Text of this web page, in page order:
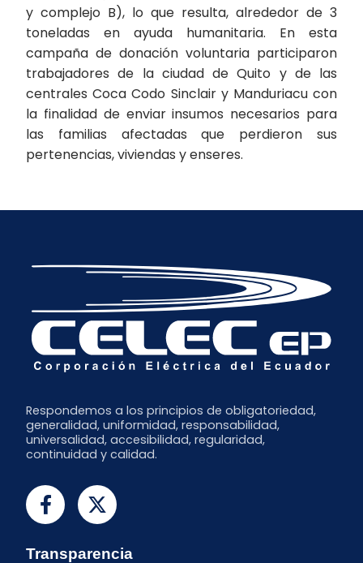
y complejo B), lo que resulta, alrededor de 3
toneladas en ayuda humanitaria. En esta
campaña de donación voluntaria participaron
trabajadores de la ciudad de Quito y de las
centrales Coca Codo Sinclair y Manduriacu con
la finalidad de enviar insumos necesarios para
las familias afectadas que perdieron sus
pertenencias, viviendas y enseres.
Respondemos a los principios de obligatoriedad,
generalidad, uniformidad, responsabilidad,
universalidad, accesibilidad, regularidad,
continuidad y calidad.
Transparencia